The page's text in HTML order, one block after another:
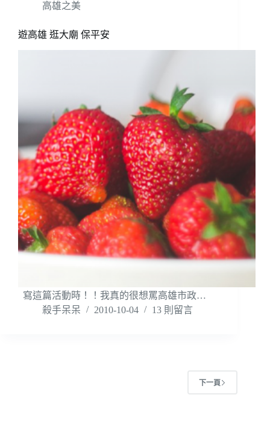
高雄之美
遊高雄 逛大廟 保平安
寫這篇活動時！！我真的很想罵高雄市政…
殺手呆呆
2010-10-04 13 則留言
下一頁